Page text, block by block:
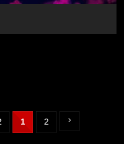
1 2